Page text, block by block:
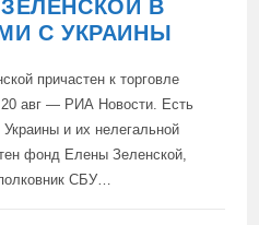
В
С УКРАИНЫ
причастен к торговле
авг — РИА Новости. Есть
и их нелегальной
фонд Елены Зеленской,
СБУ…